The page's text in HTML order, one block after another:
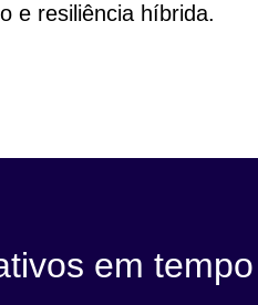
e resiliência híbrida.
em